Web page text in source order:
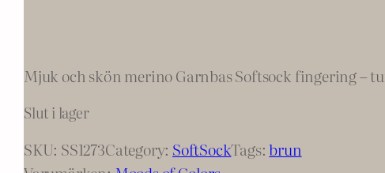
Mjuk och skön merino Garnbas Softsock fingering –
Slut i lager
SKU: SS1273Category: SoftSockTags:brun